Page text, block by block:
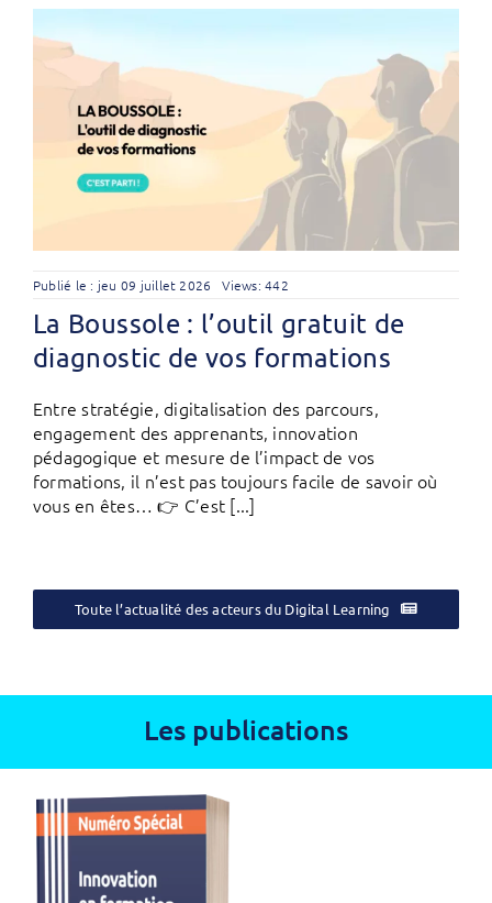
Publié le : jeu 09 juillet 2026 Views: 442
La Boussole : l’outil gratuit de
diagnostic de vos formations
Entre stratégie, digitalisation des parcours,
engagement des apprenants, innovation
pédagogique et mesure de l’impact de vos
formations, il n’est pas toujours facile de savoir où
vous en êtes… 👉 C’est [...]
Toute l’actualité des acteurs du Digital Learning
Les publications